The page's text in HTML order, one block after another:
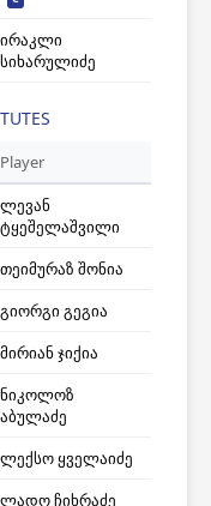
ირაკლი
სიხარულიძე
Player
ლევან
ტყეშელაშვილი
თეიმურაზ შონია
გიორგი გეგია
მირიან ჯიქია
ნიკოლოზ
აბულაძე
ლექსო ყველაიძე
ლადო ჩიხრაძე